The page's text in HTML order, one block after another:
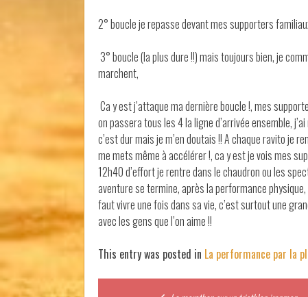
2° boucle je repasse devant mes supporters
3° boucle (la plus dure !!) mais toujours bien, je
marchent,
Ca y est j’attaque ma dernière boucle !, mes
on passera tous les 4 la ligne d’arrivée ensemble,
c’est dur mais je m’en doutais !! A chaque ravito je
me mets même à accélérer !, ca y est je vois mes
12h40 d’effort je rentre dans le chaudron ou les
aventure se termine, après la performance
faut vivre une fois dans sa vie, c’est surtout une
avec les gens que l’on aime !!
This entry was posted in La performance par la